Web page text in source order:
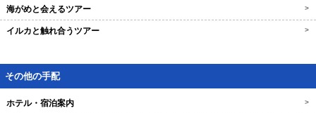
海がめと会えるツアー >
イルカと触れ合うツアー >
その他の手配
ホテル・宿泊案内 >